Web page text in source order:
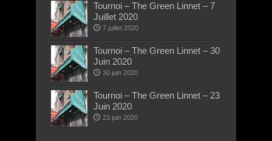
Tournoi – The Green Linnet – 7
Juillet 2020
7 juillet 2020
Tournoi – The Green Linnet – 30
Juin 2020
30 juin 2020
Tournoi – The Green Linnet – 23
Juin 2020
23 juin 2020